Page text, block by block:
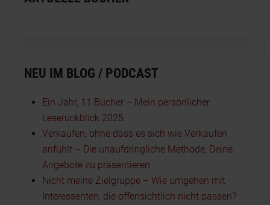
NEU IM BLOG / PODCAST
Ein Jahr, 11 Bücher – Mein persönlicher
Leserückblick 2025
Verkaufen, ohne dass es sich wie Verkaufen
anfühlt – Die unaufdringliche Methode, Deine
Angebote zu präsentieren
Nicht meine Zielgruppe – Wie umgehen mit
Interessenten, die offensichtlich nicht passen?